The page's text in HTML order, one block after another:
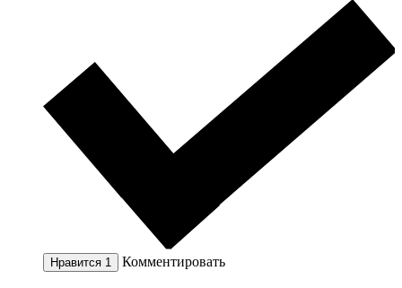
Нравится 1 Комментировать